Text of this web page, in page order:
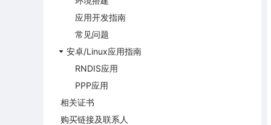
应用开发指南
常见问题
安卓/Linux应用指南
RNDIS应用
PPP应用
相关证书
购买链接及联系人